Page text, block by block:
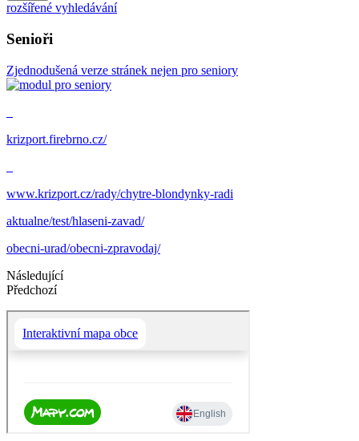
rozšířené vyhledávání
Senioři
Zjednodušená verze stránek nejen pro seniory
krizport.firebrno.cz/
www.krizport.cz/rady/chytre-blondynky-radi
aktualne/test/hlaseni-zavad/
obecni-urad/obecni-zpravodaj/
Následující
Předchozí
Interaktivní mapa obce